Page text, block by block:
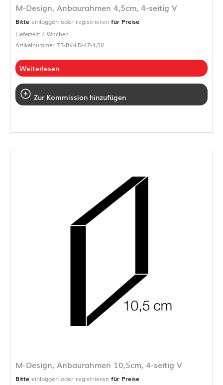
M-Design, Anbaurahmen 4,5cm, 4-seitig V
Bitte einloggen oder registrieren für Preise
Lieferzeit: 4 Wochen
Artikelnummer: TB-BK-LD-4Z-4,5V
Weiterlesen
Zur Kommission hinzufügen
M-Design, Anbaurahmen 10,5cm, 4-seitig V
Bitte einloggen oder registrieren für Preise